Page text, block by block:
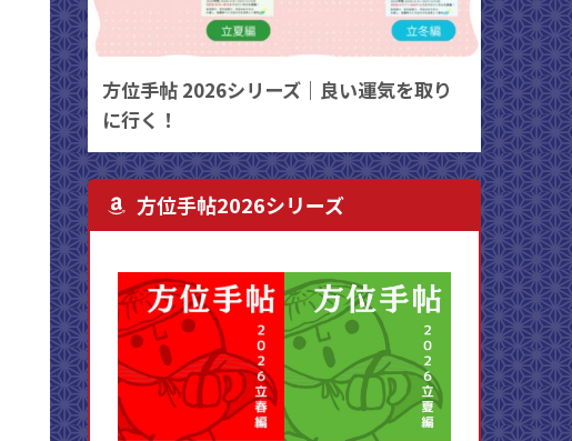
方位手帖 2026シリーズ｜良い運気を取り
に行く！
方位手帖2026シリーズ